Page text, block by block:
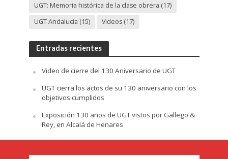
UGT: Memoria histórica de la clase obrera (17)
UGT Andalucia (15) Videos(17)
Entradas recientes
Video de cierre del 130 Aniversario de UGT
UGT cierra los actos de su 130 aniversario con los
objetivos cumplidos
Exposición 130 años de UGT vistos por Gallego &
Rey, en Alcalá de Henares